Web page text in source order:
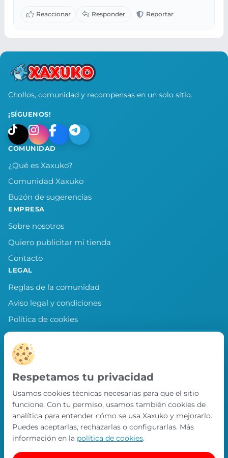
Chollos, comunidad y recompensas en un solo sitio.
¡SÍGUENOS!
COMUNIDAD
¿Qué es Xaxuko?
Comunidad Xaxuko
Buzón de sugerencias
EMPRESA
Sobre nosotros
Quiero publicitar mi tienda
Contacto
LEGAL
Reglas de la comunidad
Aviso legal y condiciones
Política de cookies
Política de privacidad
Preferencias de cookies
LLEVA XAXUKO CONTIGO
Chollos, misiones y recompensas desde
nuestra APP.
PRÓXIMAMENTE EN
App Store
Respetamos tu privacidad
Usamos cookies técnicas necesarias para que el sitio
funcione. Con tu permiso, usamos también cookies de
analítica para entender cómo se usa Xaxuko y mejorarlo.
Puedes aceptarlas, rechazarlas o configurarlas. Más
información en la política de cookies.